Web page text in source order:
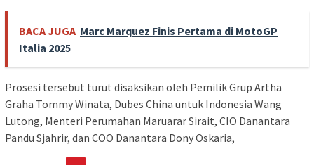
BACA JUGA Marc Marquez Finis Pertama di MotoGP
Italia 2025
Prosesi tersebut turut disaksikan oleh Pemilik Grup Artha
Graha Tommy Winata, Dubes China untuk Indonesia Wang
Lutong, Menteri Perumahan Maruarar Sirait, CIO Danantara
Pandu Sjahrir, dan COO Danantara Dony Oskaria,